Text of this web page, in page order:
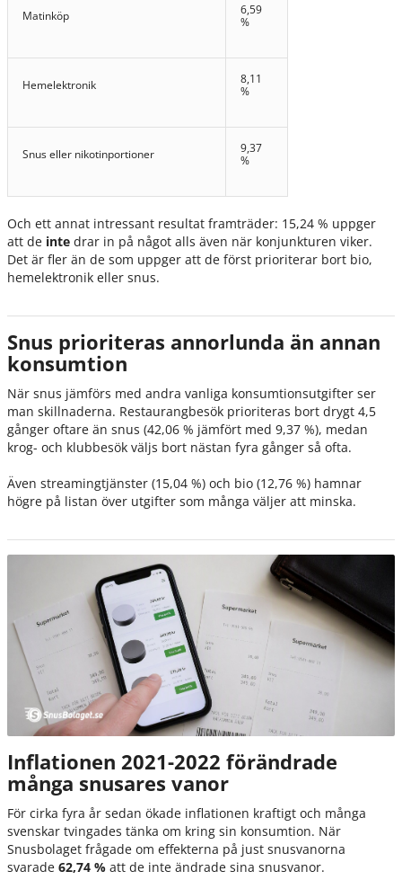
Matinköp
6,59
%
Hemelektronik
8,11
%
Snus eller nikotinportioner
9,37
%
Och ett annat intressant resultat framträder: 15,24 % uppger
att de inte drar in på något alls även när konjunkturen viker.
Det är fler än de som uppger att de först prioriterar bort bio,
hemelektronik eller snus.
Snus prioriteras annorlunda än annan
konsumtion
När snus jämförs med andra vanliga konsumtionsutgifter ser
man skillnaderna. Restaurangbesök prioriteras bort drygt 4,5
gånger oftare än snus (42,06 % jämfört med 9,37 %), medan
krog- och klubbesök väljs bort nästan fyra gånger så ofta.
Även streamingtjänster (15,04 %) och bio (12,76 %) hamnar
högre på listan över utgifter som många väljer att minska.
Inflationen 2021-2022 förändrade
många snusares vanor
För cirka fyra år sedan ökade inflationen kraftigt och många
svenskar tvingades tänka om kring sin konsumtion. När
Snusbolaget frågade om effekterna på just snusvanorna
svarade 62,74 % att de inte ändrade sina snusvanor.